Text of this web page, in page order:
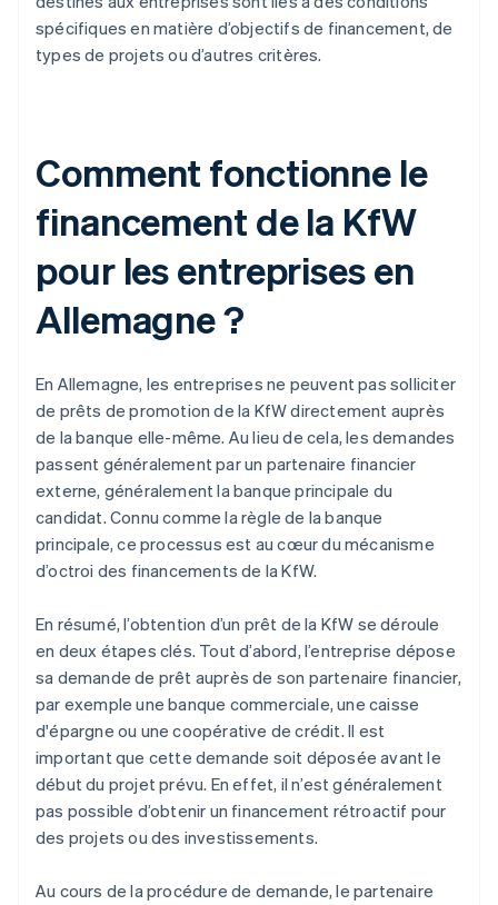
spécifiques en matière d’objectifs de financement, de
types de projets ou d’autres critères.
Comment fonctionne le
financement de la KfW
pour les entreprises en
Allemagne ?
En Allemagne, les entreprises ne peuvent pas solliciter
de prêts de promotion de la KfW directement auprès
de la banque elle-même. Au lieu de cela, les demandes
passent généralement par un partenaire financier
externe, généralement la banque principale du
candidat. Connu comme la règle de la banque
principale, ce processus est au cœur du mécanisme
d’octroi des financements de la KfW.
En résumé, l’obtention d’un prêt de la KfW se déroule
en deux étapes clés. Tout d’abord, l’entreprise dépose
sa demande de prêt auprès de son partenaire financier,
par exemple une banque commerciale, une caisse
d'épargne ou une coopérative de crédit. Il est
important que cette demande soit déposée avant le
début du projet prévu. En effet, il n’est généralement
pas possible d’obtenir un financement rétroactif pour
des projets ou des investissements.
Au cours de la procédure de demande, le partenaire